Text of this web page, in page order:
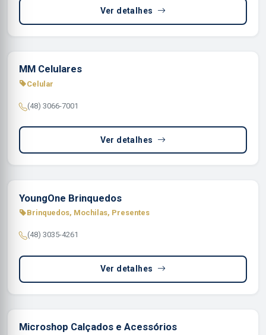
Ver detalhes
MM Celulares
Celular
(48) 3066-7001
Ver detalhes
YoungOne Brinquedos
Brinquedos, Mochilas, Presentes
(48) 3035-4261
Ver detalhes
Microshop Calçados e Acessórios